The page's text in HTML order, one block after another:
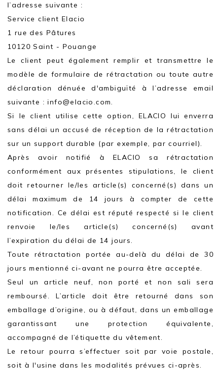
l’adresse suivante :
Service client Elacio
1 rue des Pâtures
10120 Saint - Pouange
Le client peut également remplir et transmettre le
modèle de formulaire de rétractation ou toute autre
déclaration dénuée d'ambiguïté à l’adresse email
suivante : info@elacio.com.
Si le client utilise cette option, ELACIO lui enverra
sans délai un accusé de réception de la rétractation
sur un support durable (par exemple, par courriel).
Après avoir notifié à ELACIO sa rétractation
conformément aux présentes stipulations, le client
doit retourner le/les article(s) concerné(s) dans un
délai maximum de 14 jours à compter de cette
notification. Ce délai est réputé respecté si le client
renvoie le/les article(s) concerné(s) avant
l’expiration du délai de 14 jours.
Toute rétractation portée au-delà du délai de 30
jours mentionné ci-avant ne pourra être acceptée.
Seul un article neuf, non porté et non sali sera
remboursé. L’article doit être retourné dans son
emballage d’origine, ou à défaut, dans un emballage
garantissant une protection équivalente,
accompagné de l’étiquette du vêtement.
Le retour pourra s’effectuer soit par voie postale,
soit à l'usine dans les modalités prévues ci-après.